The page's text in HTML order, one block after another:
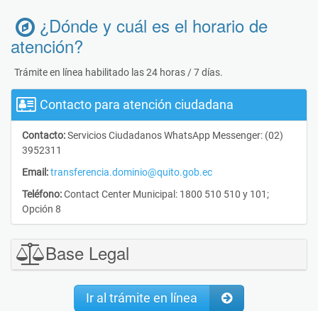
¿Dónde y cuál es el horario de
atención?
Trámite en línea habilitado las 24 horas / 7 días.
Contacto para atención ciudadana
Contacto:Servicios Ciudadanos WhatsApp Messenger: (02)
3952311
Email:transferencia.dominio@quito.gob.ec
Teléfono:Contact Center Municipal: 1800 510 510 y 101;
Opción 8
Base Legal
Ir al trámite en línea